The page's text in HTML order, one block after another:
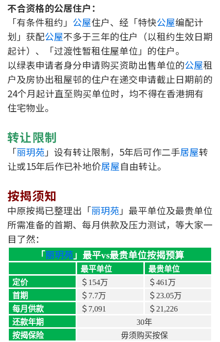
不合资格的公居住户：
「有条件租约」 公屋住户、经「特快公屋编配计
划」获配公屋不多于三年的住户（以租约生效日期
起计）、「过渡性暂租住屋单位」的住户。
以绿表申请者身分申请购买资助出售单位的公屋租
户及房协出租屋邨的住户在递交申请截止日期前的
24个月起计直至购买单位时，均不得在香港拥有
住宅物业。
转让限制
「丽玥苑 」设有转让限制，5年后可作二手居屋转
让或15年后作已补地价居屋自由转让。
按揭须知
中原按揭已整理出「丽玥苑 」最平单位及最贵单位
所需准备的首期、每月供款及压力测试，等大家一
目了然：
「丽玥苑 」最平vs最贵单位按揭预算
最平单位
最贵单位
定价
＄ 154万 ＄461 万
首期
＄ 7.7万 ＄ 23.05万
每月供款
＄ 7,091 ＄ 21,226
还款年期
30年
按揭保险
毋须购买按保